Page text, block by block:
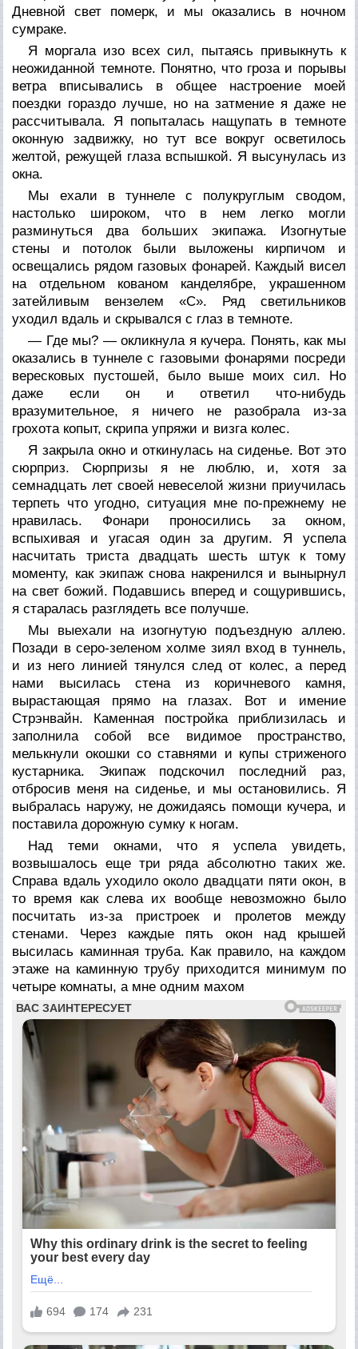
Дневной свет померк, и мы оказались в ночном
сумраке.
Я моргала изо всех сил, пытаясь привыкнуть к
неожиданной темноте. Понятно, что гроза и порывы
ветра вписывались в общее настроение моей
поездки гораздо лучше, но на затмение я даже не
рассчитывала. Я попыталась нащупать в темноте
оконную задвижку, но тут все вокруг осветилось
желтой, режущей глаза вспышкой. Я высунулась из
окна.
Мы ехали в туннеле с полукруглым сводом,
настолько широком, что в нем легко могли
разминуться два больших экипажа. Изогнутые
стены и потолок были выложены кирпичом и
освещались рядом газовых фонарей. Каждый висел
на отдельном кованом канделябре, украшенном
затейливым вензелем «С». Ряд светильников
уходил вдаль и скрывался с глаз в темноте.
— Где мы? — окликнула я кучера. Понять, как мы
оказались в туннеле с газовыми фонарями посреди
вересковых пустошей, было выше моих сил. Но
даже если он и ответил что-нибудь
вразумительное, я ничего не разобрала из-за
грохота копыт, скрипа упряжи и визга колес.
Я закрыла окно и откинулась на сиденье. Вот это
сюрприз. Сюрпризы я не люблю, и, хотя за
семнадцать лет своей невеселой жизни приучилась
терпеть что угодно, ситуация мне по-прежнему не
нравилась. Фонари проносились за окном,
вспыхивая и угасая один за другим. Я успела
насчитать триста двадцать шесть штук к тому
моменту, как экипаж снова накренился и вынырнул
на свет божий. Подавшись вперед и сощурившись,
я старалась разглядеть все получше.
Мы выехали на изогнутую подъездную аллею.
Позади в серо-зеленом холме зиял вход в туннель,
и из него линией тянулся след от колес, а перед
нами высилась стена из коричневого камня,
вырастающая прямо на глазах. Вот и имение
Стрэнвайн. Каменная постройка приблизилась и
заполнила собой все видимое пространство,
мелькнули окошки со ставнями и купы стриженого
кустарника. Экипаж подскочил последний раз,
отбросив меня на сиденье, и мы остановились. Я
выбралась наружу, не дожидаясь помощи кучера, и
поставила дорожную сумку к ногам.
Над теми окнами, что я успела увидеть,
возвышалось еще три ряда абсолютно таких же.
Справа вдаль уходило около двадцати пяти окон, в
то время как слева их вообще невозможно было
посчитать из-за пристроек и пролетов между
стенами. Через каждые пять окон над крышей
высилась каминная труба. Как правило, на каждом
этаже на каминную трубу приходится минимум по
четыре комнаты, а мне одним махом